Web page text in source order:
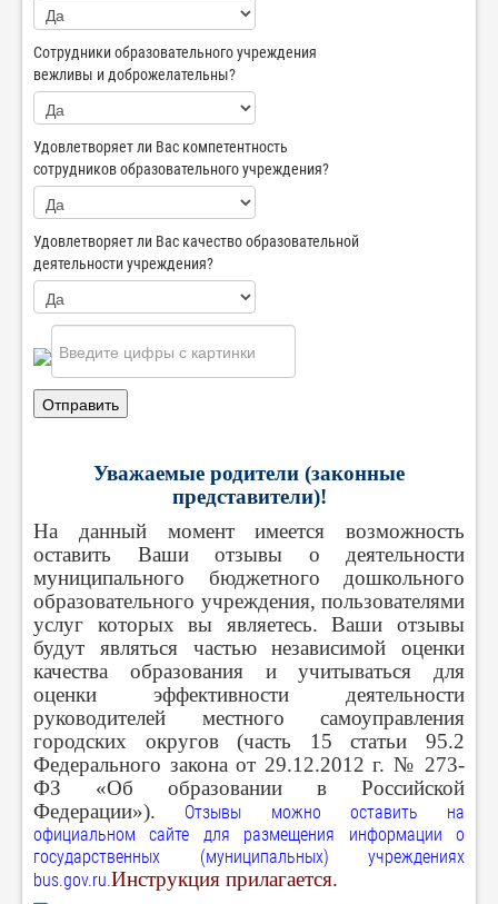
Сотрудники образовательного учреждения
вежливы и доброжелательны?
Удовлетворяет ли Вас компетентность
сотрудников образовательного учреждения?
Удовлетворяет ли Вас качество образовательной
деятельности учреждения?
Отправить
Уважаемые родители (законные
представители)!
На данный момент имеется возможность
оставить Ваши отзывы о деятельности
муниципального бюджетного дошкольного
образовательного учреждения, пользователями
услуг которых вы являетесь. Ваши отзывы
будут являться частью независимой оценки
качества образования и учитываться для
оценки эффективности деятельности
руководителей местного самоуправления
городских округов (часть 15 статьи 95.2
Федерального закона от 29.12.2012 г. № 273-
ФЗ «Об образовании в Российской
Федерации»).
Отзывы можно оставить на
официальном сайте для размещения информации о
государственных (муниципальных) учреждениях
bus.gov.ru.Инструкция прилагается.